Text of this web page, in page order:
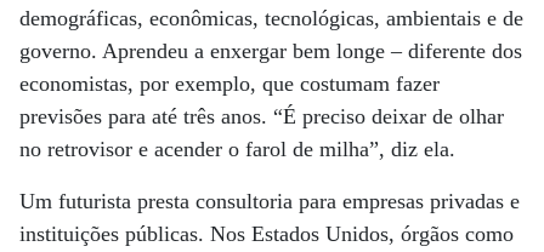
demográficas, econômicas, tecnológicas, ambientais e de
governo. Aprendeu a enxergar bem longe – diferente dos
economistas, por exemplo, que costumam fazer
previsões para até três anos. “É preciso deixar de olhar
no retrovisor e acender o farol de milha”, diz ela.
Um futurista presta consultoria para empresas privadas e
instituições públicas. Nos Estados Unidos, órgãos como